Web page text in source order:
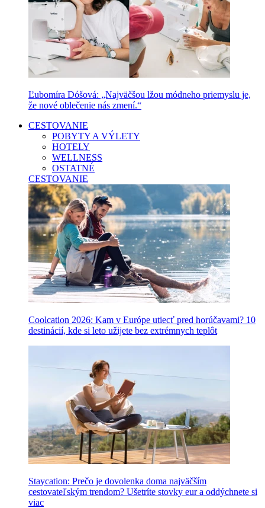
Ľubomíra Dóšová: „Najväčšou lžou módneho priemyslu je,
že nové oblečenie nás zmení.“
CESTOVANIE
POBYTY A VÝLETY
HOTELY
WELLNESS
OSTATNÉ
CESTOVANIE
Coolcation 2026: Kam v Európe utiecť pred horúčavami? 10
destinácií, kde si leto užijete bez extrémnych teplôt
Staycation: Prečo je dovolenka doma najväčším
cestovateľským trendom? Ušetríte stovky eur a oddýchnete si
viac